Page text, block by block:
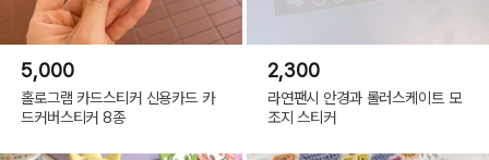
5,000
홀로그램 카드스티커 신용카드 카
드커버스티커 8종
2,300
라연팬시 안경과 롤러스케이트 모
조지 스티커